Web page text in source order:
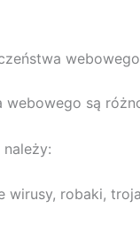
webowego są
wirusy, robaki,